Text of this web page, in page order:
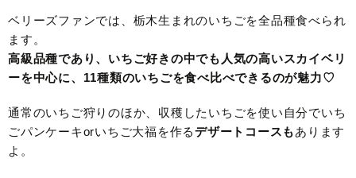
ベリーズファンでは、栃木生まれのいちごを全品種食べられ
ます。
高級品種であり、いちご好きの中でも人気の高いスカイベリ
ーを中心に、11種類のいちごを食べ比べできるのが魅力♡
通常のいちご狩りのほか、収穫したいちごを使い自分でいち
ごパンケーキorいちご大福を作るデザートコースもあります
よ。